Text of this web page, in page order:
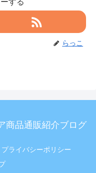
する
らっこ
商品通販紹介ブログ
プライバシーポリシー